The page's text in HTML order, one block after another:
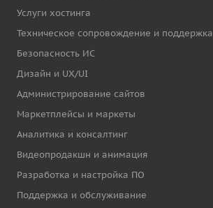
Услуги хостинга
Техническое сопровождение и поддержка
Безопасность ИС
Дизайн и UX/UI
Администрирование сайтов
Маркетплейсы и маркеты
Аналитика и консалтинг
Видеопродакшн и анимация
Разработка и настройка ПО
Поддержка и обслуживание